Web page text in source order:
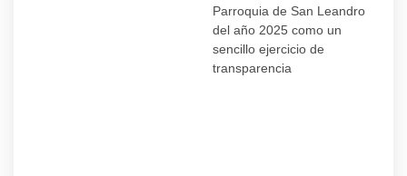
Parroquia de San Leandro
del año 2025 como un
sencillo ejercicio de
transparencia